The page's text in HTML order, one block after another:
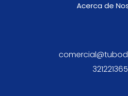
Acerca de